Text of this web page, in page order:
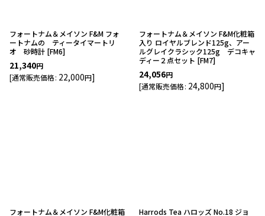
フォートナム＆メイソン F&M フォ
ートナムの ティータイマートリ
オ 砂時計 [FM6]
21,340円
[通常販売価格: 22,000円]
フォートナム＆メイソン F&M化粧箱
入り ロイヤルブレンド125g、アー
ルグレイクラシック125g デコキャ
ディー２点セット [FM7]
24,056円
[通常販売価格: 24,800円]
フォートナム＆メイソン F&M化粧箱
Harrods Tea ハロッズ No.18 ジョ